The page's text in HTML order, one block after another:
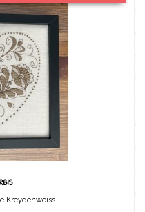
Kreydenweiss